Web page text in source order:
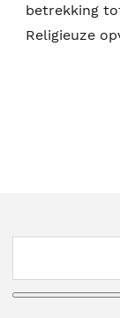
betrekking
Religieuze